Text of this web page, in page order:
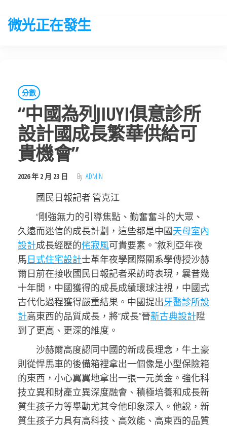
微光正在發生
分數
“中國為列JIUYI俱意診所
設計國成長繁華供給可
貴機會”
2026 年 2 月 23 日 By ADMIN
國民日報記者 管克江
“剛強無力的引導焦點、勤奮奮斗的大眾、
久遠而迷信的成長計劃，這些都是中國天母室內
設計成長經歷的侘寂風可貴要素。”敘利亞年夜
馬日式住宅設計士革年夜學國際關系學傳授沙赫
爾日前在接收國民日報記者采訪時表現，曩昔幾
十年間，中國獲得的成長成績環球注視，中國式
古代化過程獲得嚴重結果。中國提出牙醫診所設
計高東西的品質成長，將“成長”晉新古典設計陞
到了更高、更深的維度。
沙赫爾高度認同中國的新成長理念，牛土豪
則從悍馬車的後備箱裡拿出一個像是小型保險箱
的東西，小心翼翼地拿出一張一元美金。強化科
技立異和財產立異深度融會、積極培養和成長新
質生孩子力等舉動尤其令他印象深入。他說，新
質生孩子力具有高科技、高效能、高東西的品質